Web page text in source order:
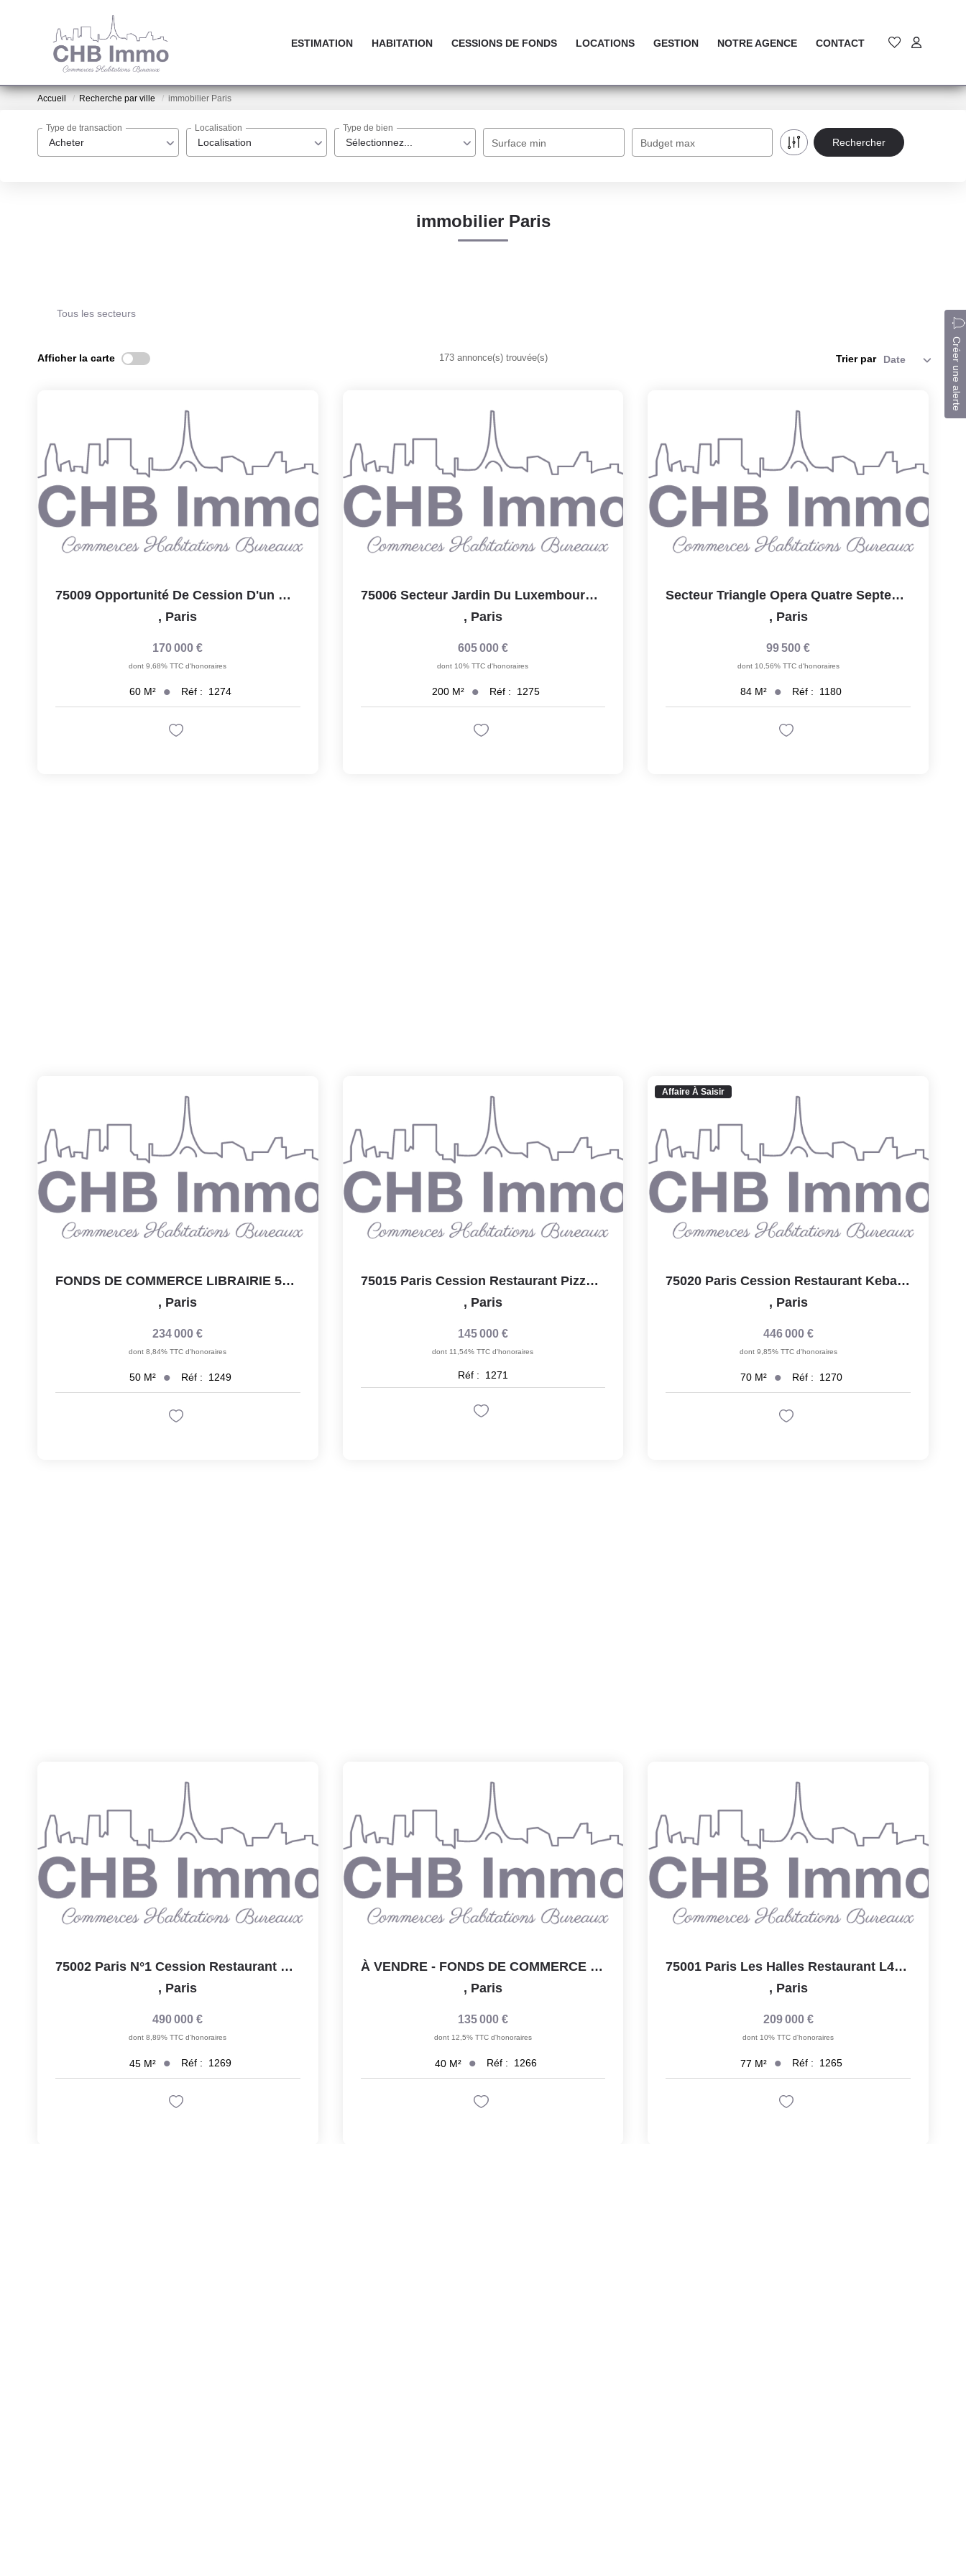
ESTIMATION HABITATION CESSIONS DE FONDS LOCATIONS GESTION NOTRE AGENCE CONTACT
Accueil Recherche par ville immobilier Paris
Acheter
Type de transaction
Localisation
Localisation
Sélectionnez...
Type de bien
Surface min Budget max
immobilier Paris
Tous les secteurs
Créer une alerte
Afficher la carte 173 annonce(s) trouvée(s) Trier par
75009 Opportunité De Cession D'un Restaurant En...
, Paris
170 000 €
dont 9,68% TTC d'honoraires
60 M² Réf : 1274
75006 Secteur Jardin Du Luxembourg . Senat Restaurant 160...
, Paris
605 000 €
dont 10% TTC d'honoraires
200 M² Réf : 1275
Secteur Triangle Opera Quatre Septembre, Restauration...
, Paris
99 500 €
dont 10,56% TTC d'honoraires
84 M² Réf : 1180
FONDS DE COMMERCE LIBRAIRIE 50m2 Paris 15 Baucicaut
, Paris
234 000 €
dont 8,84% TTC d'honoraires
50 M² Réf : 1249
75015 Paris Cession Restaurant Pizzeria 70m2 + Terrasse,...
, Paris
145 000 €
dont 11,54% TTC d'honoraires
Réf : 1271
Affaire À Saisir
75020 Paris Cession Restaurant Kebab D'angle Avec Terrasse
, Paris
446 000 €
dont 9,85% TTC d'honoraires
70 M² Réf : 1270
75002 Paris N°1 Cession Restaurant D'Angle Avec Appartement
, Paris
490 000 €
dont 8,89% TTC d'honoraires
45 M² Réf : 1269
À VENDRE - FONDS DE COMMERCE PRÊT-À-PORTER - PARIS 20?...
, Paris
135 000 €
dont 12,5% TTC d'honoraires
40 M² Réf : 1266
75001 Paris Les Halles Restaurant L4 Possible + Sous-Sol
, Paris
209 000 €
dont 10% TTC d'honoraires
77 M² Réf : 1265